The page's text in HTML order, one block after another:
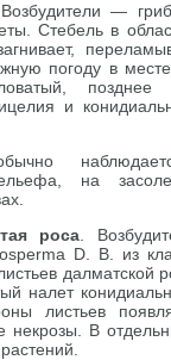
Возбудители —
Стебель в
погоду в
позднее
и
на
роса .
D. B. из
далматской
налет
листьев
некрозы. В